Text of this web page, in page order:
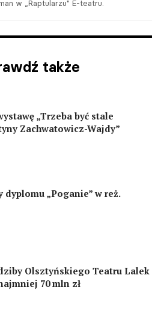
w „Raptularzu" E-teatru.
także
„Trzeba być stale
Zachwatowicz-Wajdy”
dyplomu „Poganie” w reż.
Olsztyńskiego Teatru Lalek
70 mln zł